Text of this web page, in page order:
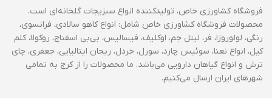
فروشگاه کشاورزی خاص، تولیدکننده انواع سبزیجات گلخانه‌ای است.
محصولات فروشگاه کشاورزی خاص شامل: انواع کاهو سالادی، فرانسوی،
رنگی، لولوروزا، فر، لیتل جم، اوکلیف، فیسالیس، بی‌بی اسفناج، روکولا، کلم
کیل، انواع نعنا، سوئیس چارد، سورل، خردل، ریحان ایتالیایی، جعفری، چای
ترش و انواع گیاهان دارویی می‌باشد. ما محصولات را از کرج به تمامی
شهرهای ایران ارسال می‌کنیم.